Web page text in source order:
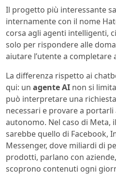
Il progetto più interessante
internamente con il nome
corsa agli agenti intelligenti,
solo per rispondere alle
aiutare l’utente a completare
La differenza rispetto ai
qui: un agente AI non si
può interpretare una
necessari e provare a
autonomo. Nel caso di Meta,
sarebbe quello di Facebook,
Messenger, dove miliardi di
prodotti, parlano con
scoprono contenuti ogni